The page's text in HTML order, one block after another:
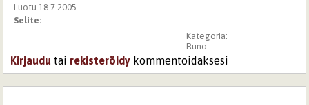
Luotu 18.7.2005
Selite:
Kategoria:
Runo
Kirjaudu tai rekisteröidy kommentoidaksesi